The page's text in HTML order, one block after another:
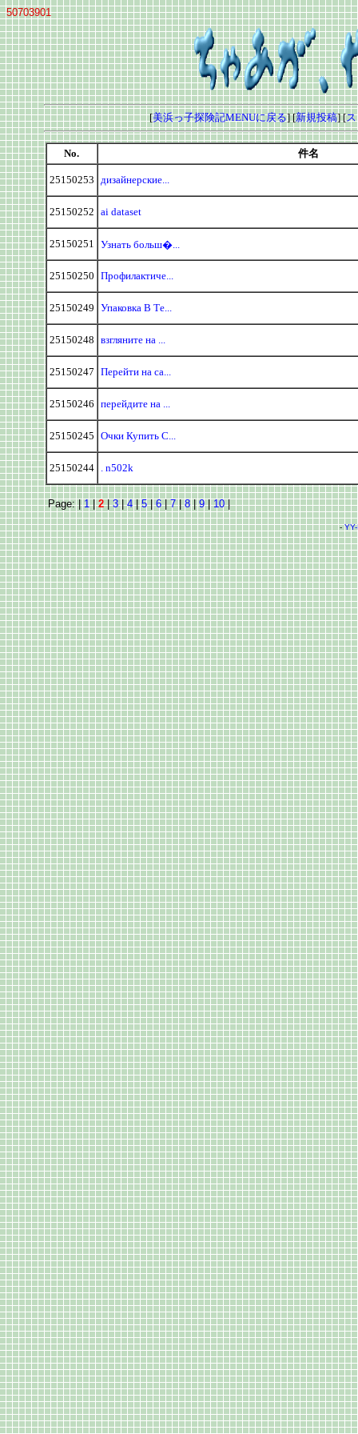
50703901
[美浜っ子探険記MENUに戻る] [新規投稿] [
No. 件名
25150253 дизайнерские...
25150252 ai dataset
25150251 Узнать больш�...
25150250 Профилактиче...
25150249 Упаковка В Те...
25150248 взгляните на ...
25150247 Перейти на са...
25150246 перейдите на ...
25150245 Очки Купить С...
25150244 . n502k
Page: |1|2|3|4|5|6|7|8|9|10|
-